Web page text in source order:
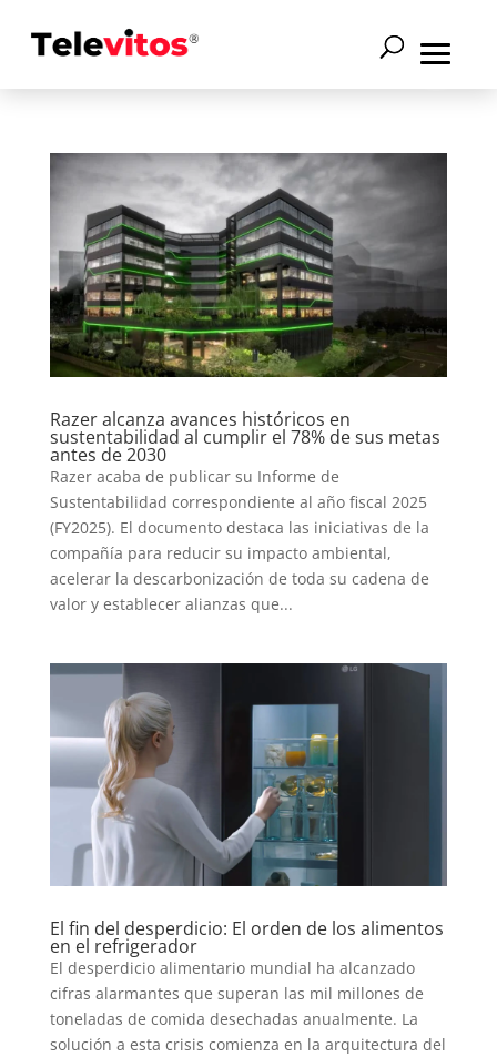
Razer alcanza avances históricos en
sustentabilidad al cumplir el 78% de sus metas
antes de 2030
Razer acaba de publicar su Informe de
Sustentabilidad correspondiente al año fiscal 2025
(FY2025). El documento destaca las iniciativas de la
compañía para reducir su impacto ambiental,
acelerar la descarbonización de toda su cadena de
valor y establecer alianzas que...
El fin del desperdicio: El orden de los alimentos
en el refrigerador
El desperdicio alimentario mundial ha alcanzado
cifras alarmantes que superan las mil millones de
toneladas de comida desechadas anualmente. La
solución a esta crisis comienza en la arquitectura del